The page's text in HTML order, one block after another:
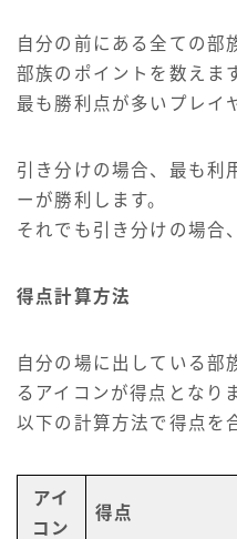
自分の前にある全ての部
部族のポイントを数えま
最も勝利点が多いプレイ
引き分けの場合、最も利
ーが勝利します。
それでも引き分けの場合
得点計算方法
自分の場に出している部
るアイコンが得点となり
以下の計算方法で得点を
アイ
コン
得点